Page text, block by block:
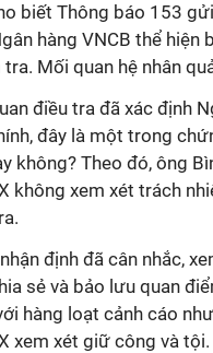
biết Thông báo 153
hàng VNCB thể hiện
tra. Mối quan hệ nhân
điều tra đã xác định
đây là một trong
không? Theo đó, ông
không xem xét trách
định đã cân nhắc,
sẻ và bảo lưu quan
hàng loạt cảnh cáo
xem xét giữ công và tội.